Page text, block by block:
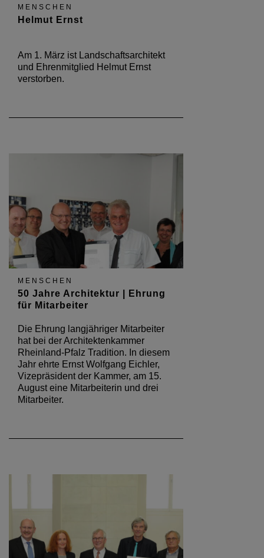
MENSCHEN
Helmut Ernst
Am 1. März ist Landschaftsarchitekt
und Ehrenmitglied Helmut Ernst
verstorben.
MENSCHEN
50 Jahre Architektur | Ehrung
für Mitarbeiter
Die Ehrung langjähriger Mitarbeiter
hat bei der Architektenkammer
Rheinland-Pfalz Tradition. In diesem
Jahr ehrte Ernst Wolfgang Eichler,
Vizepräsident der Kammer, am 15.
August eine Mitarbeiterin und drei
Mitarbeiter.